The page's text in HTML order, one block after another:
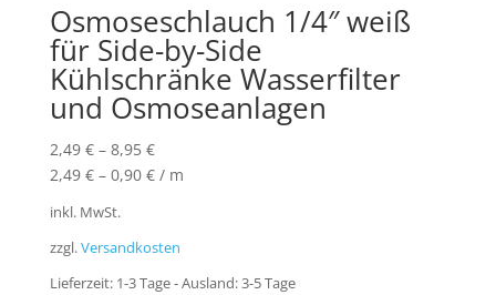
Osmoseschlauch 1/4″ weiß
für Side-by-Side
Kühlschränke Wasserfilter
und Osmoseanlagen
2,49 €– 8,95 €
2,49 €– 0,90 €/ m
inkl. MwSt.
zzgl.Versandkosten
Lieferzeit: 1-3 Tage - Ausland: 3-5 Tage